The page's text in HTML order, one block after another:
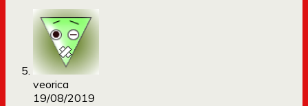
veorica
19/08/2019